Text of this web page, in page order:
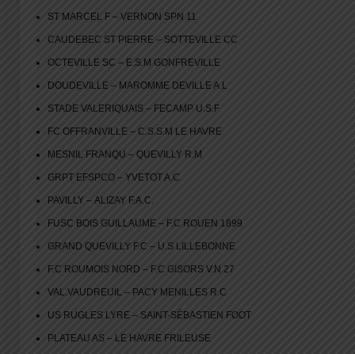
ST MARCEL F – VERNON SPN 11
CAUDEBEC ST PIERRE – SOTTEVILLE CC
OCTEVILLE SC – E.S.M GONFREVILLE
DOUDEVILLE – MAROMME DEVILLE A.L
STADE VALERIQUAIS – FECAMP U.S.F
FC OFFRANVILLE – C.S.S.M LE HAVRE
MESNIL FRANQU – QUEVILLY R.M
GRPT EFSPCO – YVETOT A.C
PAVILLY – ALIZAY F.A.C.
FUSC BOIS GUILLAUME – F.C ROUEN 1899
GRAND QUEVILLY F.C – U.S LILLEBONNE
F.C ROUMOIS NORD – F.C GISORS V.N 27
VAL.VAUDREUIL – PACY MENILLES R.C
US RUGLES LYRE – SAINT-SÉBASTIEN FOOT
PLATEAU AS – LE HAVRE FRILEUSE